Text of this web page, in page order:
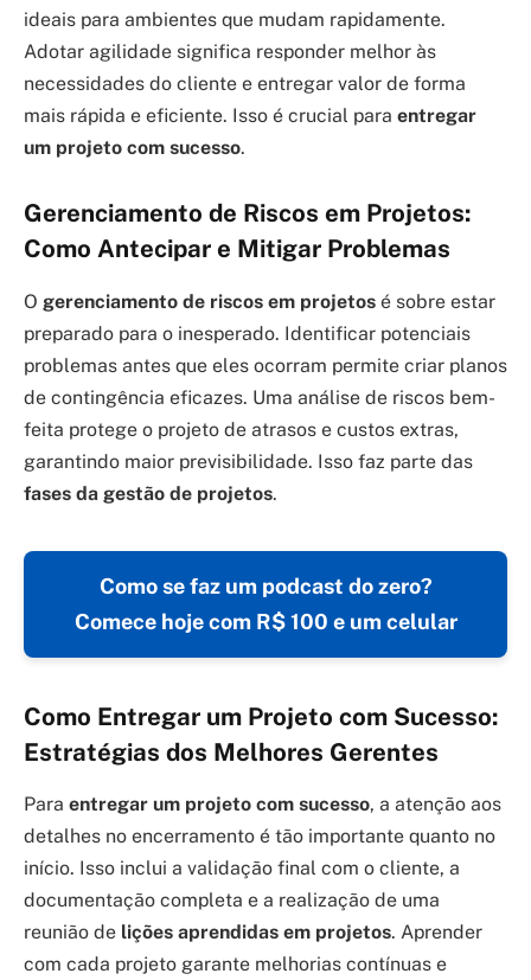
ideais para ambientes que mudam rapidamente.
Adotar agilidade significa responder melhor às
necessidades do cliente e entregar valor de forma
mais rápida e eficiente. Isso é crucial para entregar
um projeto com sucesso.
Gerenciamento de Riscos em Projetos:
Como Antecipar e Mitigar Problemas
O gerenciamento de riscos em projetos é sobre estar
preparado para o inesperado. Identificar potenciais
problemas antes que eles ocorram permite criar planos
de contingência eficazes. Uma análise de riscos bem-
feita protege o projeto de atrasos e custos extras,
garantindo maior previsibilidade. Isso faz parte das
fases da gestão de projetos.
Como se faz um podcast do zero?
Comece hoje com R$ 100 e um celular
Como Entregar um Projeto com Sucesso:
Estratégias dos Melhores Gerentes
Para entregar um projeto com sucesso, a atenção aos
detalhes no encerramento é tão importante quanto no
início. Isso inclui a validação final com o cliente, a
documentação completa e a realização de uma
reunião de lições aprendidas em projetos. Aprender
com cada projeto garante melhorias contínuas e